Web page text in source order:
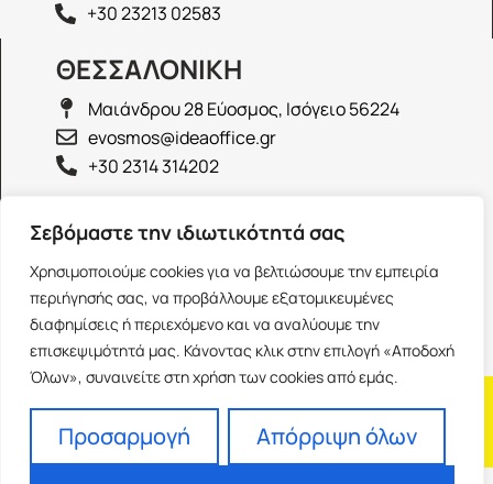
Σεβόμαστε την ιδιωτικότητά σας
Χρησιμοποιούμε cookies για να βελτιώσουμε την εμπειρία
περιήγησής σας, να προβάλλουμε εξατομικευμένες
διαφημίσεις ή περιεχόμενο και να αναλύουμε την
επισκεψιμότητά μας. Κάνοντας κλικ στην επιλογή «Αποδοχή
Όλων», συναινείτε στη χρήση των cookies από εμάς.
Προσαρμογή
Απόρριψη όλων
+30 23213 02583
ΘΕΣΣΑΛΟΝΙΚΗ
Μαιάνδρου 28 Εύοσμος, Ισόγειο 56224
evosmos@ideaoffice.gr
+30 2314 314202
ΙΩΑΝΝΙΝΑ
Γεώργιου Καραϊσκάκη 38, Ισόγειο 45444
ioannina@ideaoffice.gr
+30 26516 08616
Franchise
Όροι Χρήσης